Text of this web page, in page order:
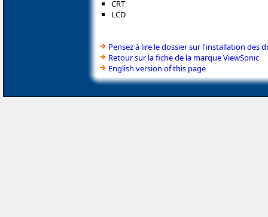
CRT
LCD
Pensez à lire le dossier sur l'installation des
Retour sur la fiche de la marque ViewSonic
English version of this page